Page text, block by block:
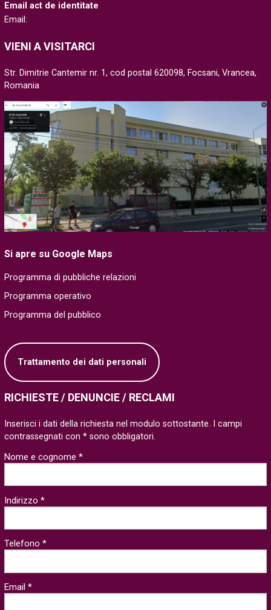
Email act de identitate
Email:
VIENI A VISITARCI
Str. Dimitrie Cantemir nr. 1, cod postal 620098, Focsani, Vrancea,
Romania
Si apre su Google Maps
Programma di pubbliche relazioni
Programma operativo
Programma del pubblico
Trattamento dei dati personali
RICHIESTE / DENUNCIE / RECLAMI
Inserisci i dati della richiesta nel modulo sottostante. I campi
contrassegnati con * sono obbligatori.
Nome e cognome *
Indirizzo *
Telefono *
Email *